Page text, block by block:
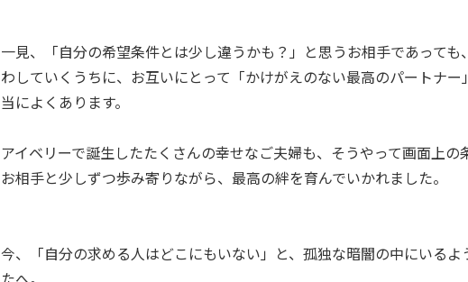
一見、「自分の希望条件とは少し違うかも？」と思うお相手であって
わしていくうちに、お互いにとって「かけがえのない最高のパートナ
当によくあります。
アイベリーで誕生したたくさんの幸せなご夫婦も、そうやって画面上の
お相手と少しずつ歩み寄りながら、最高の絆を育んでいかれました。
今、「自分の求める人はどこにもいない」と、孤独な暗闇の中にいる